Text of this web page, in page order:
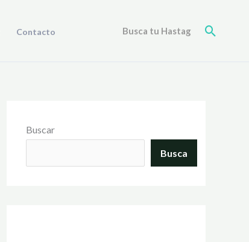
Contacto Busca tu Hastag Buscar
Buscar
Busca